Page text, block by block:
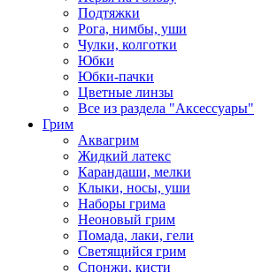
Подтяжки
Рога, нимбы, уши
Чулки, колготки
Юбки
Юбки-пачки
Цветные линзы
Все из раздела "Аксессуары"
Грим
Аквагрим
Жидкий латекс
Карандаши, мелки
Клыки, носы, уши
Наборы грима
Неоновый грим
Помада, лаки, гели
Светящийся грим
Спонжи, кисти